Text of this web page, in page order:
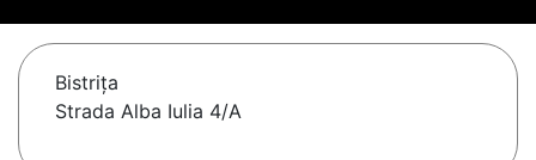
Bistriţa
Strada Alba Iulia 4/A